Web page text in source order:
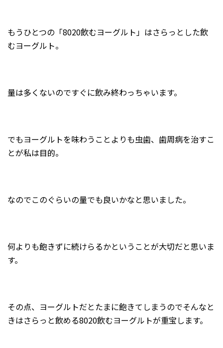
もうひとつの「8020飲むヨーグルト」はさらっとした飲
むヨーグルト。
量は多くないのですぐに飲み終わっちゃいます。
でもヨーグルトを味わうことよりも虫歯、歯周病を治すこ
とが私は目的。
なのでこのぐらいの量でも良いかなと思いました。
何よりも飽きずに続けらるかということが大切だと思いま
す。
その点、ヨーグルトだとたまに飽きてしまうのでそんなと
きはさらっと飲める8020飲むヨーグルトが重宝します。